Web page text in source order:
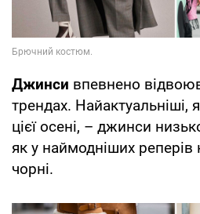
Джинси впевнено
трендах. Найактуальніші,
цієї осені, – джинси
як у наймодніших реперів
чорні.